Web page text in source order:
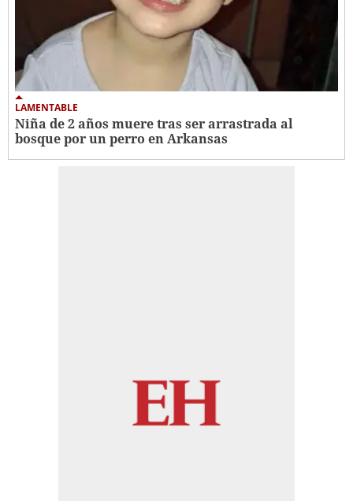
LAMENTABLE
Niña de 2 años muere tras ser arrastrada al
bosque por un perro en Arkansas